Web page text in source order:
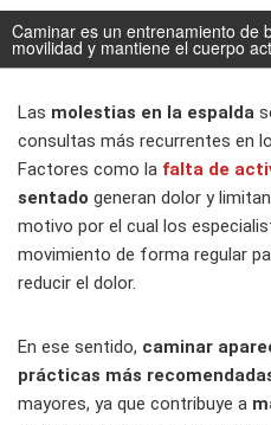
Caminar es un entrenamiento de
movilidad y mantiene el cuerpo
Las molestias en la espalda
consultas más recurrentes en
Factores como la falta de
sentado generan dolor y
motivo por el cual los
movimiento de forma regular
reducir el dolor.
En ese sentido, caminar
prácticas más
mayores, ya que contribuye a